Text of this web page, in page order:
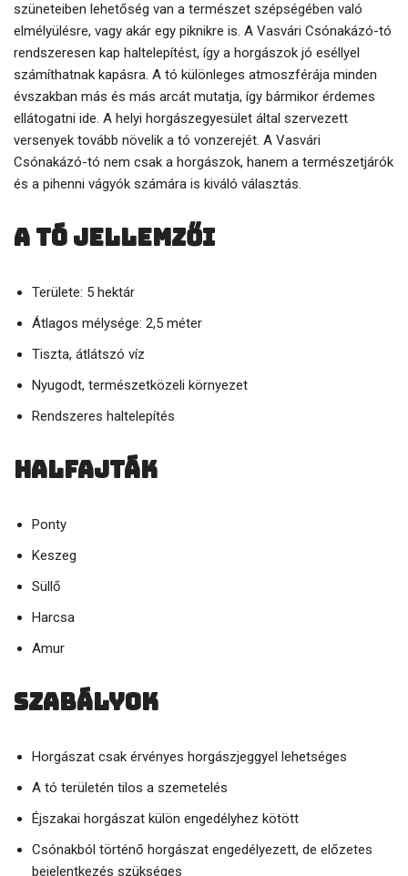
szüneteiben lehetőség van a természet szépségében való
elmélyülésre, vagy akár egy piknikre is. A Vasvári Csónakázó-tó
rendszeresen kap haltelepítést, így a horgászok jó eséllyel
számíthatnak kapásra. A tó különleges atmoszférája minden
évszakban más és más arcát mutatja, így bármikor érdemes
ellátogatni ide. A helyi horgászegyesület által szervezett
versenyek tovább növelik a tó vonzerejét. A Vasvári
Csónakázó-tó nem csak a horgászok, hanem a természetjárók
és a pihenni vágyók számára is kiváló választás.
A tó jellemzői
Területe: 5 hektár
Átlagos mélysége: 2,5 méter
Tiszta, átlátszó víz
Nyugodt, természetközeli környezet
Rendszeres haltelepítés
Halfajták
Ponty
Keszeg
Süllő
Harcsa
Amur
Szabályok
Horgászat csak érvényes horgászjeggyel lehetséges
A tó területén tilos a szemetelés
Éjszakai horgászat külön engedélyhez kötött
Csónakból történő horgászat engedélyezett, de előzetes
bejelentkezés szükséges